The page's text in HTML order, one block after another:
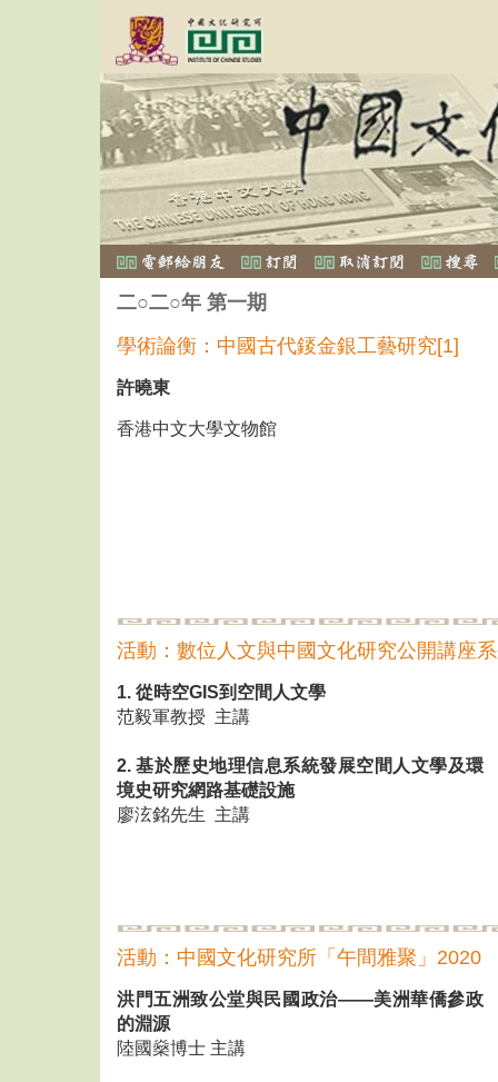
二○二○年 第一期
學術論衡：中國古代錽金銀工藝研究[1]
許曉東
香港中文大學文物館
活動：數位人文與中國文化研究公開講座
1. 從時空GIS到空間人文學
范毅軍教授 主講
2. 基於歷史地理信息系統發展空間人文學及環
境史研究網路基礎設施
廖泫銘先生 主講
活動：中國文化研究所「午間雅聚」2020
洪門五洲致公堂與民國政治——美洲華僑參政
的淵源
陸國燊博士 主講